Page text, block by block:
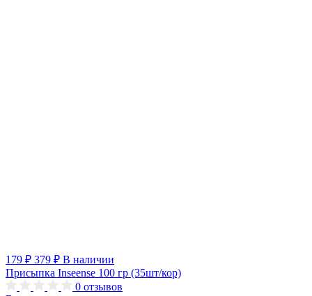
179 ₽ 379 ₽ В наличии
Присыпка Inseense 100 гр (35шт/кор)
0 отзывов